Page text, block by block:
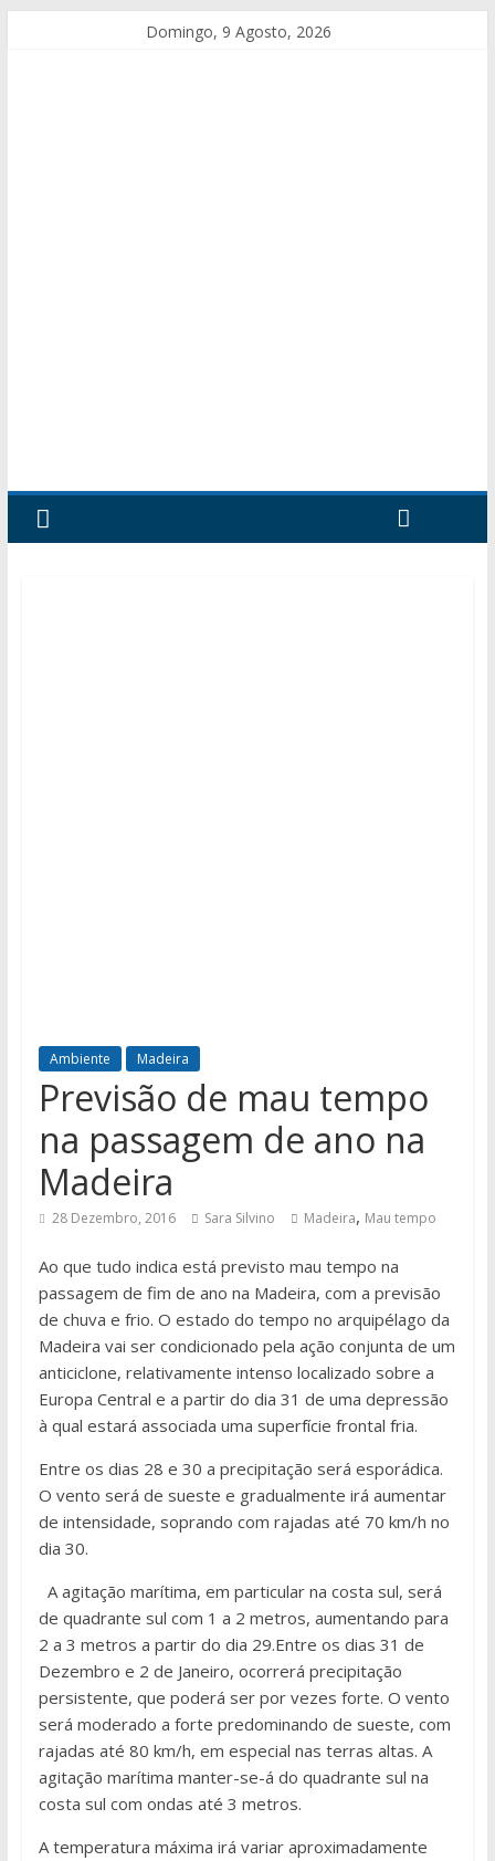
Domingo, 9 Agosto, 2026
Ambiente Madeira
Previsão de mau tempo
na passagem de ano na
Madeira
28 Dezembro, 2016 Sara Silvino Madeira, Mau tempo
Ao que tudo indica está previsto mau tempo na
passagem de fim de ano na Madeira, com a previsão
de chuva e frio. O estado do tempo no arquipélago da
Madeira vai ser condicionado pela ação conjunta de um
anticiclone, relativamente intenso localizado sobre a
Europa Central e a partir do dia 31 de uma depressão
à qual estará associada uma superfície frontal fria.
Entre os dias 28 e 30 a precipitação será esporádica.
O vento será de sueste e gradualmente irá aumentar
de intensidade, soprando com rajadas até 70 km/h no
dia 30.
A agitação marítima, em particular na costa sul, será
de quadrante sul com 1 a 2 metros, aumentando para
2 a 3 metros a partir do dia 29.Entre os dias 31 de
Dezembro e 2 de Janeiro, ocorrerá precipitação
persistente, que poderá ser por vezes forte. O vento
será moderado a forte predominando de sueste, com
rajadas até 80 km/h, em especial nas terras altas. A
agitação marítima manter-se-á do quadrante sul na
costa sul com ondas até 3 metros.
A temperatura máxima irá variar aproximadamente